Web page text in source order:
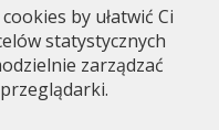
by ułatwić Ci
statystycznych
zarządzać